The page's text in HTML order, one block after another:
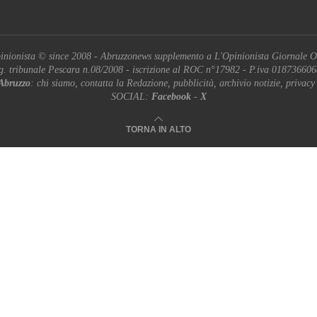
© since 2008 - Abruzzonews supplemento a L'Opinionista Giornale
tribunale Pescara n.08/2008 - iscrizione al ROC n°17982 - P.iva
: chi siamo, contatta la Redazione, pubblicità, archivio notizie, privacy
SOCIAL: Facebook- X
TORNA IN ALTO